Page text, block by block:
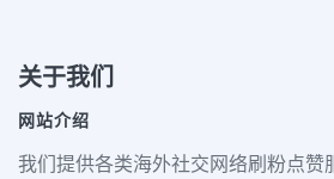
关于我们
网站介绍
我们提供各类海外社交网络刷粉点赞